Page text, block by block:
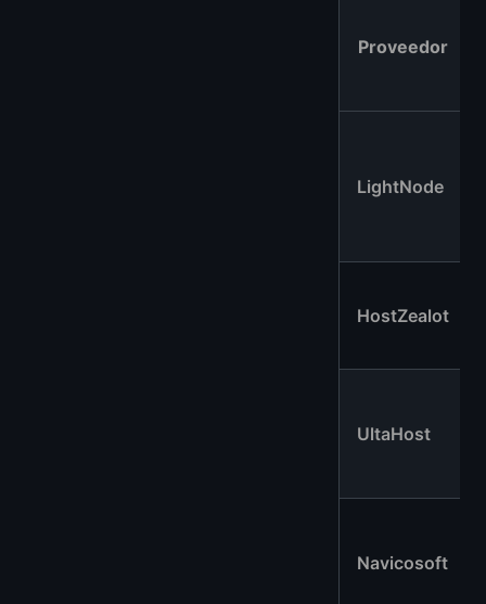
Proveedor
LightNode
HostZealot
UltaHost
Navicosoft